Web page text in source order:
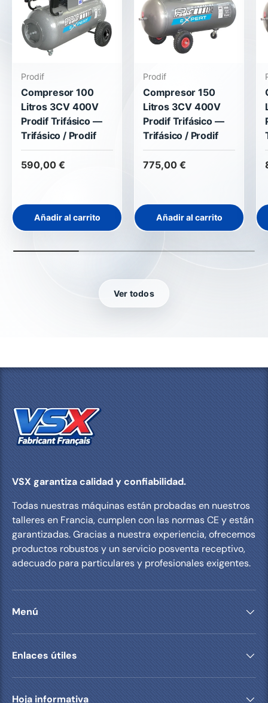
Prodif
Compresor 100
Litros 3CV 400V
Prodif Trifásico —
Trifásico / Prodif
590,00 €
Añadir al carrito
Prodif
Compresor 150
Litros 3CV 400V
Prodif Trifásico —
Trifásico / Prodif
775,00 €
Añadir al carrito
Ver todos
VSX garantiza calidad y confiabilidad.
Todas nuestras máquinas están probadas en nuestros
talleres en Francia, cumplen con las normas CE y están
garantizadas. Gracias a nuestra experiencia, ofrecemos
productos robustos y un servicio posventa receptivo,
adecuado para particulares y profesionales exigentes.
Menú
Enlaces útiles
Hoja informativa